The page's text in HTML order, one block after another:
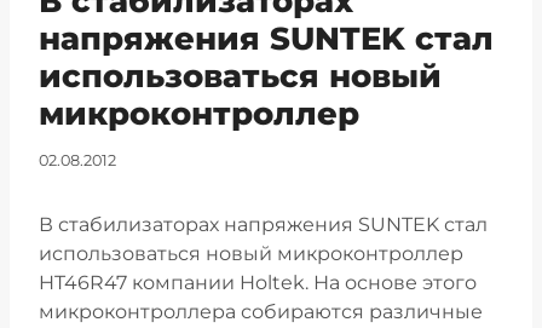
напряжения SUNTEK стал
использоваться новый
микроконтроллер
02.08.2012
В стабилизаторах напряжения SUNTEK стал
использоваться новый микроконтроллер
HT46R47 компании Holtek. На основе этого
микроконтроллера собираются различные